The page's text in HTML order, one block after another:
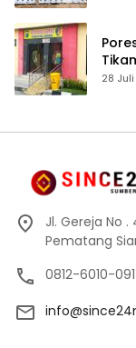
28
Jl. Gereja No .
Pematang
0812-6010-